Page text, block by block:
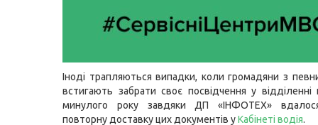
Іноді трапляються випадки, коли громадяни з
встигають забрати своє посвідчення у
минулого року завдяки ДП «ІНФОТЕХ»
повторну доставку цих документів уКабінеті водія.